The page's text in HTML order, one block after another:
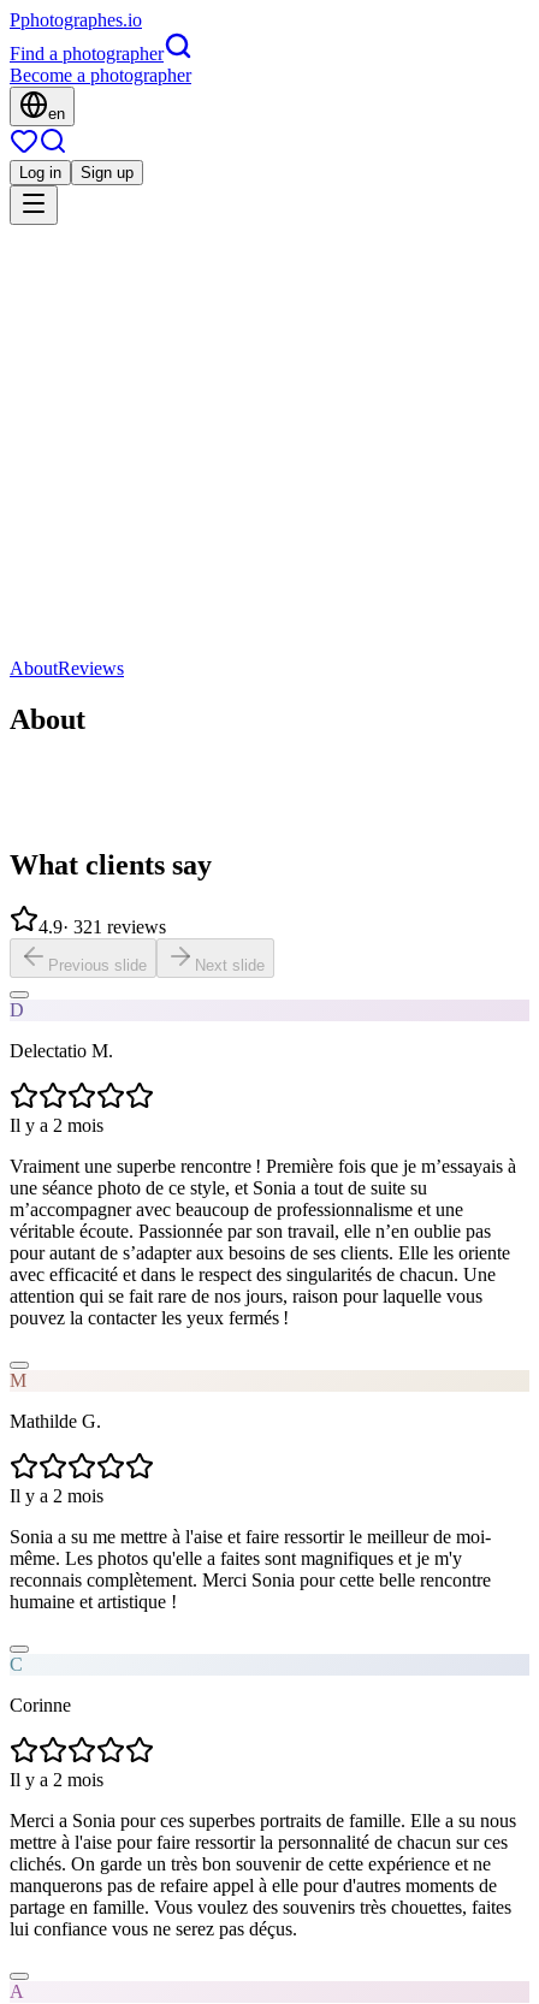
Pphotographes.io
Find a photographer
Become a photographer
en
Log in Sign up
Share
AboutReviews
About
What clients say
4.9· 321 reviews
Previous slide Next slide
D
Delectatio M.
Il y a 2 mois
Vraiment une superbe rencontre ! Première fois que je m’essayais à
une séance photo de ce style, et Sonia a tout de suite su
m’accompagner avec beaucoup de professionnalisme et une
véritable écoute. Passionnée par son travail, elle n’en oublie pas
pour autant de s’adapter aux besoins de ses clients. Elle les oriente
avec efficacité et dans le respect des singularités de chacun. Une
attention qui se fait rare de nos jours, raison pour laquelle vous
pouvez la contacter les yeux fermés !
M
Mathilde G.
Il y a 2 mois
Sonia a su me mettre à l'aise et faire ressortir le meilleur de moi-
même. Les photos qu'elle a faites sont magnifiques et je m'y
reconnais complètement. Merci Sonia pour cette belle rencontre
humaine et artistique !
C
Corinne
Il y a 2 mois
Merci a Sonia pour ces superbes portraits de famille. Elle a su nous
mettre à l'aise pour faire ressortir la personnalité de chacun sur ces
clichés. On garde un très bon souvenir de cette expérience et ne
manquerons pas de refaire appel à elle pour d'autres moments de
partage en famille. Vous voulez des souvenirs très chouettes, faites
lui confiance vous ne serez pas déçus.
A